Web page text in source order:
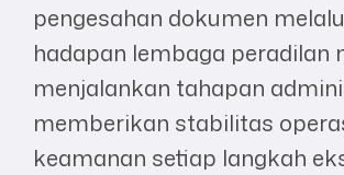
pengesahan dokumen
hadapan lembaga
menjalankan tahapan
memberikan stabilitas
keamanan setiap langkah